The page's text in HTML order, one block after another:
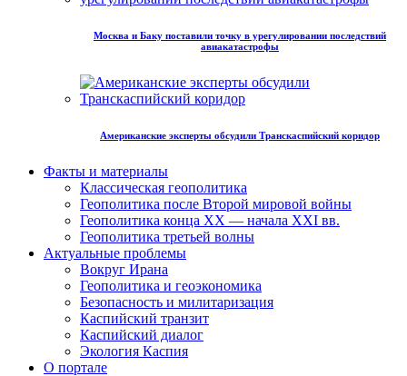
Москва и Баку поставили точку в урегулировании последствий
авиакатастрофы
Американские эксперты обсудили Транскаспийский коридор
Факты и материалы
Классическая геополитика
Геополитика после Второй мировой войны
Геополитика конца XX — начала XXI вв.
Геополитика третьей волны
Актуальные проблемы
Вокруг Ирана
Геополитика и геоэкономика
Безопасность и милитаризация
Каспийский транзит
Каспийский диалог
Экология Каспия
О портале